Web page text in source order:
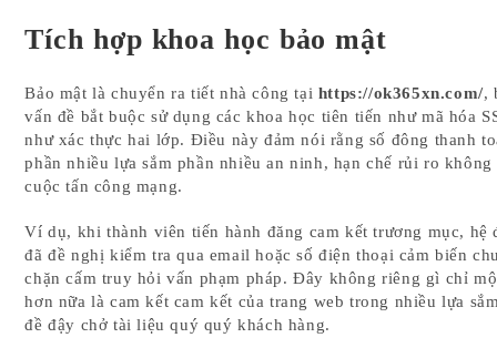
Tích hợp khoa học bảo mật
Bảo mật là chuyển ra tiết nhà công tại https://ok365xn.com/,
vấn đề bắt buộc sử dụng các khoa học tiên tiến như mã hóa
như xác thực hai lớp. Điều này đảm nói rằng số đông thanh
phần nhiều lựa sắm phần nhiều an ninh, hạn chế rủi ro không
cuộc tấn công mạng.
Ví dụ, khi thành viên tiến hành đăng cam kết trương mục, hệ
đã đề nghị kiểm tra qua email hoặc số điện thoại cảm biến
chặn cấm truy hỏi vấn phạm pháp. Đây không riêng gì chỉ
hơn nữa là cam kết cam kết của trang web trong nhiều lựa
đề đậy chở tài liệu quý quý khách hàng.